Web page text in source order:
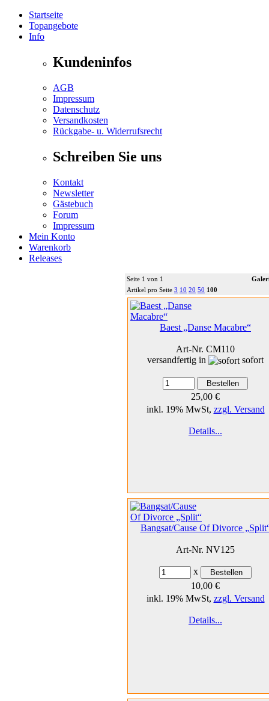
Startseite
Topangebote
Info
Kundeninfos
AGB
Impressum
Datenschutz
Versandkosten
Rückgabe- u. Widerrufsrecht
Schreiben Sie uns
Kontakt
Newsletter
Gästebuch
Forum
Impressum
Mein Konto
Warenkorb
Releases
Seite 1 von 1
Artikel pro Seite 3 10 20 50 100
Baest „Danse Macabre“
Art-Nr. CM110
versandfertig in
sofort
25,00 €
inkl. 19% MwSt, zzgl. Versand
Details...
Bangsat/Cause Of Divorce
Art-Nr. NV125
x
10,00 €
inkl. 19% MwSt, zzgl. Versand
Details...